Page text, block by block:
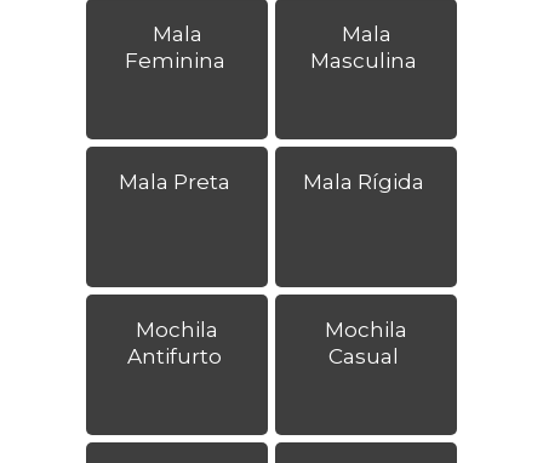
Mala
Feminina
Mala
Masculina
Mala Preta Mala Rígida
Mochila
Antifurto
Mochila
Casual